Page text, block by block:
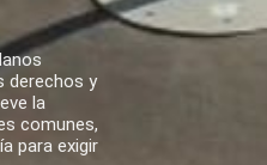
derechos y
la
comunes,
para exigir